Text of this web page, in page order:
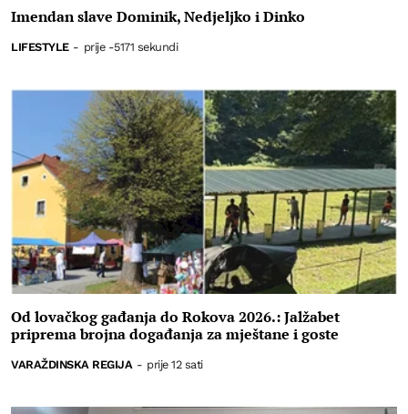
Imendan slave Dominik, Nedjeljko i Dinko
LIFESTYLE - prije -5171 sekundi
Od lovačkog gađanja do Rokova 2026.: Jalžabet
priprema brojna događanja za mještane i goste
VARAŽDINSKA REGIJA - prije 12 sati